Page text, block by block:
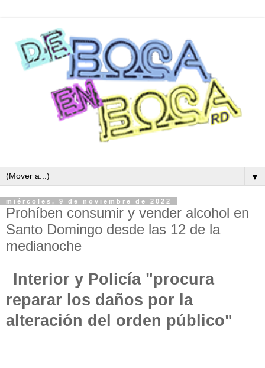
▼
miércoles, 9 de noviembre de 2022
Prohíben consumir y vender alcohol en
Santo Domingo desde las 12 de la
medianoche
Interior y Policía "procura
reparar los daños por la
alteración del orden público"